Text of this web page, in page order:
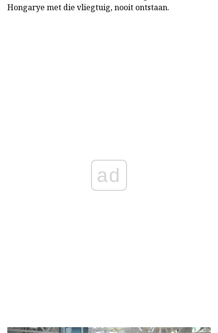
Hongarye met die vliegtuig, nooit ontstaan.
ad